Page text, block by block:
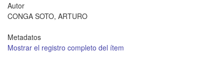
Autor
CONGA SOTO, ARTURO
Metadatos
Mostrar el registro completo del ítem